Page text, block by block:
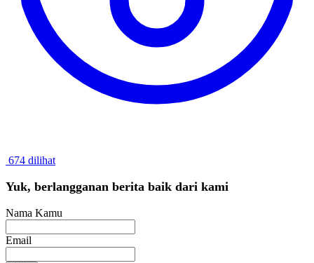
674 dilihat
Yuk, berlangganan berita baik dari kami
Nama Kamu
Email